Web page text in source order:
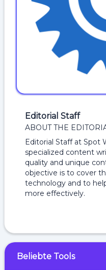
Editorial Staff
ABOUT THE
Editorial Staff at Spot
specialized content
quality and unique
objective is to cover
technology and to
more effectively.
Beliebte Tools